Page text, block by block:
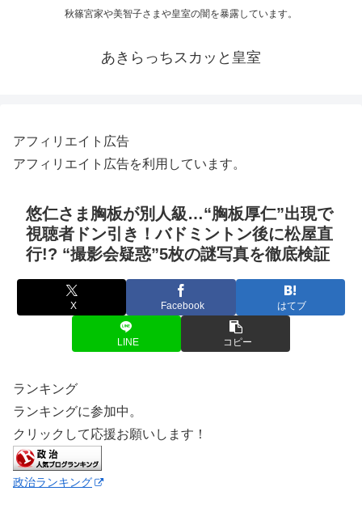
秋篠宮家や美智子さまや皇室の闇を暴露しています。
あきらっちスカッと皇室
アフィリエイト広告
アフィリエイト広告を利用しています。
悠仁さま胸板が別人級…“胸板厚仁”出現で
視聴者ドン引き！バドミントン後に松屋直
行!? “撮影会疑惑”5枚の謎写真を徹底検証
X Facebook はてブ
LINE コピー
ランキング
ランキングに参加中。
クリックして応援お願いします！
政治ランキング